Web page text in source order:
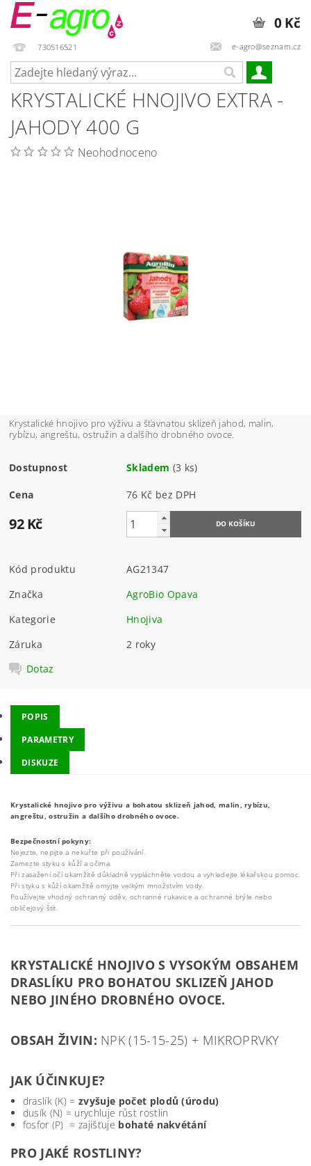
730516521 e-agro@seznam.cz
0 Kč
KRYSTALICKÉ HNOJIVO EXTRA -
JAHODY 400 G
Neohodnoceno
Krystalické hnojivo pro výživu a šťavnatou sklizeň jahod, malin,
rybízu, angreštu, ostružin a dalšího drobného ovoce.
Dostupnost Skladem (3 ks)
Cena 76 Kč bez DPH
92 Kč
Kód produktu
AG21347
Značka
AgroBio Opava
Kategorie
Hnojiva
Záruka
2 roky
Dotaz
POPIS
PARAMETRY
DISKUZE
Krystalické hnojivo pro výživu a bohatou sklizeň jahod, malin, rybízu,
angreštu, ostružin a dalšího drobného ovoce.
Bezpečnostní pokyny:
Nejezte, nepijte a nekuřte při používání.
Zamezte styku s kůží a očima.
Při zasažení očí okamžitě důkladně vypláchněte vodou a vyhledejte lékařskou pomoc.
Při styku s kůží okamžitě omyjte velkým množstvím vody.
Používejte vhodný ochranný oděv, ochranné rukavice a ochranné brýle nebo
obličejový štít.
KRYSTALICKÉ HNOJIVO S VYSOKÝM OBSAHEM
DRASLÍKU PRO BOHATOU SKLIZEŇ JAHOD
NEBO JINÉHO DROBNÉHO OVOCE.
OBSAH ŽIVIN: NPK (15-15-25) + MIKROPRVKY
JAK ÚČINKUJE?
draslík (K) = zvyšuje počet plodů (úrodu)
dusík (N) = urychluje růst rostlin
fosfor (P) = zajišťuje bohaté nakvétání
PRO JAKÉ ROSTLINY?